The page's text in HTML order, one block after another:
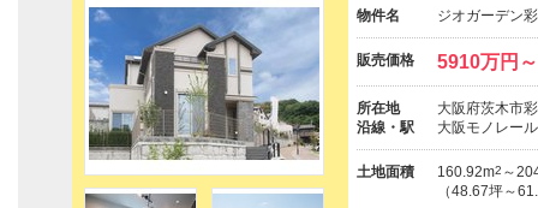
物件名 ジオガーデン
販売価格 5910万円
所在地
大阪府茨木市
沿線・駅
大阪モノレー
土地面積 160.92m2 ～
（48.67坪～